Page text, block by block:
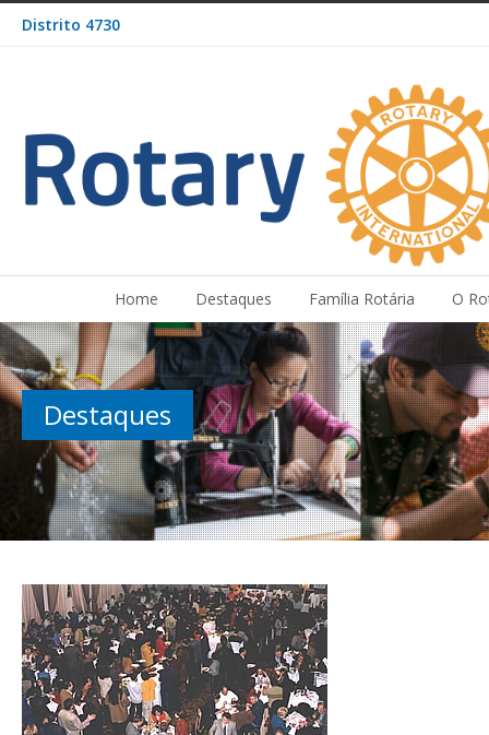
Distrito 4730
Home Destaques Família Rotária O
Destaques